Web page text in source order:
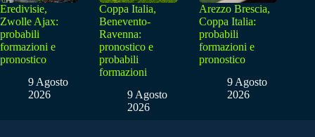
Eredivisie,
Zwolle Ajax:
probabili
formazioni e
pronostico
9 Agosto
2026
Coppa Italia,
Benevento-
Ravenna:
pronostico e
probabili
formazioni
9 Agosto
2026
Arezzo Brescia,
Coppa Italia:
probabili
formazioni e
pronostico
9 Agosto
2026